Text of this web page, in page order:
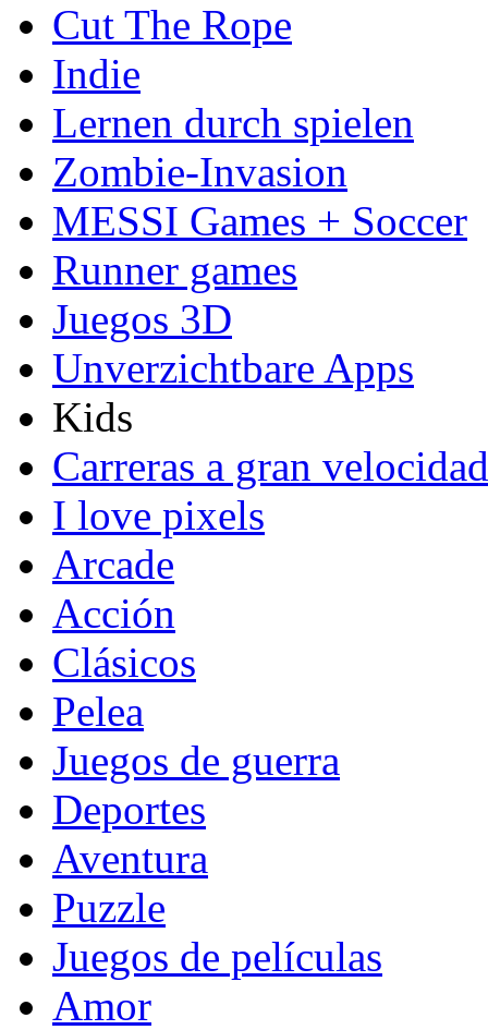
Cut The Rope
Indie
Lernen durch spielen
Zombie-Invasion
MESSI Games + Soccer
Runner games
Juegos 3D
Unverzichtbare Apps
Kids
Carreras a gran velocidad
I love pixels
Arcade
Acción
Clásicos
Pelea
Juegos de guerra
Deportes
Aventura
Puzzle
Juegos de películas
Amor